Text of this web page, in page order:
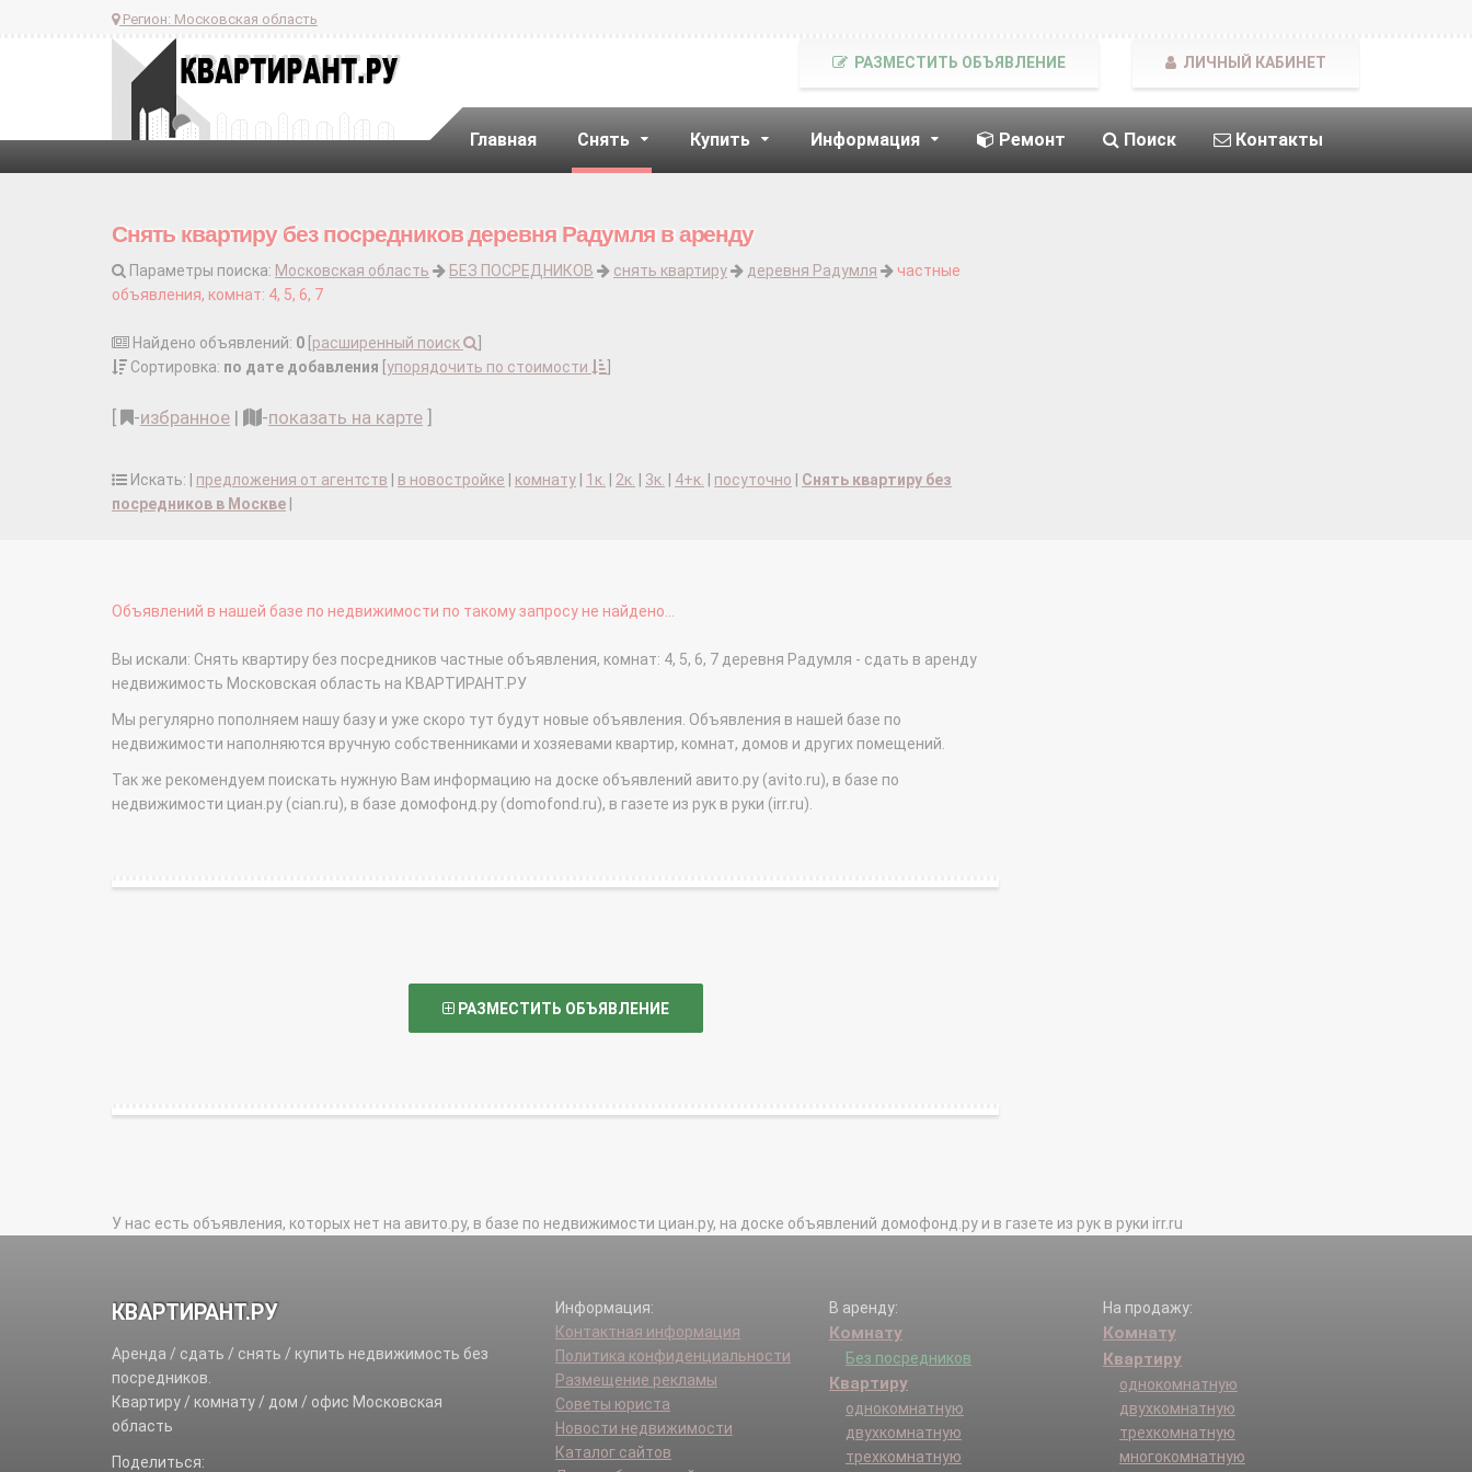
Регион: Московская область
Главная Снять Купить Информация Ремонт Поиск Контакты
РАЗМЕСТИТЬ ОБЪЯВЛЕНИЕ ЛИЧНЫЙ КАБИНЕТ
Снять квартиру без посредников деревня Радумля в аренду
Параметры поиска: Московская область БЕЗ ПОСРЕДНИКОВ снять квартиру деревня Радумля
частные
объявления, комнат: 4, 5, 6, 7
Найдено объявлений: 0 расширенный поиск
Сортировка: по дате добавления упорядочить по стоимости
-избранное | -показать на карте
Искать: | предложения от агентств в новостройке комнату 1к. 2к. 3к. 4+к. посуточно
Снять квартиру без
посредников в Москве
Объявлений в нашей базе по недвижимости по такому запросу не найдено...
Вы искали: Снять квартиру без посредников частные объявления, комнат: 4, 5, 6, 7 деревня Радумля - сдать в аренду
недвижимость Московская область на КВАРТИРАНТ.РУ
Мы регулярно пополняем нашу базу и уже скоро тут будут новые объявления. Объявления в нашей базе по
недвижимости наполняются вручную собственниками и хозяевами квартир, комнат, домов и других помещений.
Так же рекомендуем поискать нужную Вам информацию на доске объявлений авито.ру (avito.ru), в базе по
недвижимости циан.ру (cian.ru), в базе домофонд.ру (domofond.ru), в газете из рук в руки (irr.ru).
РАЗМЕСТИТЬ ОБЪЯВЛЕНИЕ
У нас есть объявления, которых нет на авито.ру, в базе по недвижимости циан.ру, на доске объявлений домофонд.ру и в газете из рук в руки irr.ru
КВАРТИРАНТ.РУ
Аренда / сдать / снять / купить недвижимость без
посредников.
Квартиру / комнату / дом / офис Московская
область
Поделиться:
Информация:
Контактная информация
Политика конфиденциальности
Размещение рекламы
Советы юриста
Новости недвижимости
Каталог сайтов
В аренду:
Комнату
Без посредников
Квартиру
однокомнатную
двухкомнатную
трехкомнатную
На продажу:
Комнату
Квартиру
однокомнатную
двухкомнатную
трехкомнатную
многокомнатную